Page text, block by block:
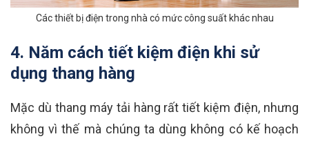
Các thiết bị điện trong nhà có mức công suất khác nhau
4. Năm cách tiết kiệm điện khi sử
dụng thang hàng
Mặc dù thang máy tải hàng rất tiết kiệm điện, nhưng
không vì thế mà chúng ta dùng không có kế hoạch